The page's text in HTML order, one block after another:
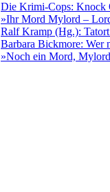
Die Krimi-Cops: Knock
»Ihr Mord Mylord –
Ralf Kramp (Hg.):
Barbara Bickmore: Wer
»Noch ein Mord,